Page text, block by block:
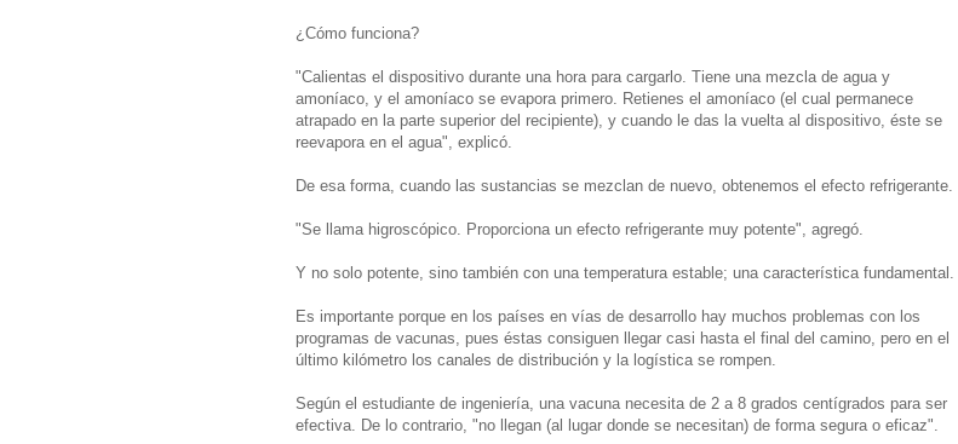
¿Cómo funciona?
"Calientas el dispositivo durante una hora para cargarlo. Tiene una mezcla de agua y
amoníaco, y el amoníaco se evapora primero. Retienes el amoníaco (el cual permanece
atrapado en la parte superior del recipiente), y cuando le das la vuelta al dispositivo, éste se
reevapora en el agua", explicó.
De esa forma, cuando las sustancias se mezclan de nuevo, obtenemos el efecto refrigerante.
"Se llama higroscópico. Proporciona un efecto refrigerante muy potente", agregó.
Y no solo potente, sino también con una temperatura estable; una característica fundamental.
Es importante porque en los países en vías de desarrollo hay muchos problemas con los
programas de vacunas, pues éstas consiguen llegar casi hasta el final del camino, pero en el
último kilómetro los canales de distribución y la logística se rompen.
Según el estudiante de ingeniería, una vacuna necesita de 2 a 8 grados centígrados para ser
efectiva. De lo contrario, "no llegan (al lugar donde se necesitan) de forma segura o eficaz".